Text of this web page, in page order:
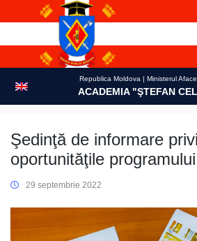
Republica Moldova | Ministerul
ACADEMIA "ŞTEFAN
Şedinţă de informare
oportunităţile
29 septembrie 2022